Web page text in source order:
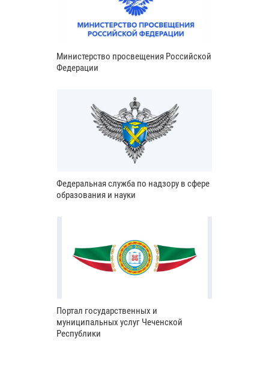
Министерство просвещения Российской
Федерации
Федеральная служба по надзору в сфере
образования и науки
Портал государственных и
муниципальных услуг Чеченской
Республики